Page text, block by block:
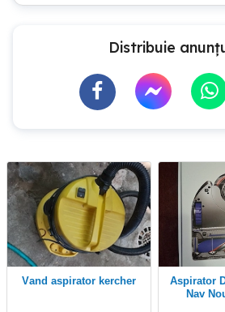
Distribuie
vand aspirator kercher
Aspirator Dyson 360 Vis